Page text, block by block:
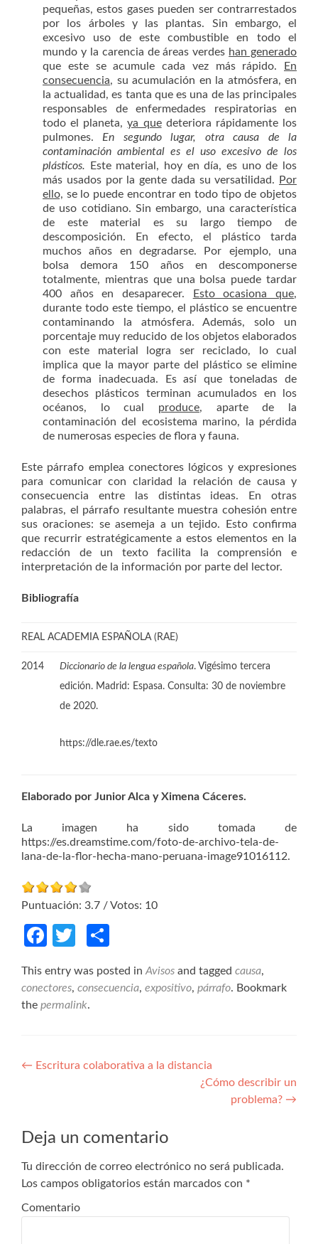
pequeñas, estos gases pueden ser contrarrestados
por los árboles y las plantas. Sin embargo, el
excesivo uso de este combustible en todo el
mundo y la carencia de áreas verdes han generado
que este se acumule cada vez más rápido.
En
consecuencia, su acumulación en la atmósfera, en
la actualidad, es tanta que es una de las principales
responsables de enfermedades respiratorias en
todo el planeta,ya quedeteriora rápidamente los
pulmones. En segundo lugar, otra causa de la
contaminación ambiental es el uso excesivo de los
plásticos. Este material, hoy en día, es uno de los
más usados por la gente dada su versatilidad.
Por
ello, se lo puede encontrar en todo tipo de objetos
de uso cotidiano. Sin embargo, una característica
de este material es su largo tiempo de
descomposición. En efecto, el plástico tarda
muchos años en degradarse. Por ejemplo, una
bolsa demora 150 años en descomponerse
totalmente, mientras que una bolsa puede tardar
400 años en desaparecer.
Esto ocasiona que,
durante todo este tiempo, el plástico se encuentre
contaminando la atmósfera. Además, solo un
porcentaje muy reducido de los objetos elaborados
con este material logra ser reciclado, lo cual
implica que la mayor parte del plástico se elimine
de forma inadecuada. Es así que toneladas de
desechos plásticos terminan acumulados en los
océanos, lo cual produce, aparte de la
contaminación del ecosistema marino, la pérdida
de numerosas especies de flora y fauna.
Este párrafo emplea conectores lógicos y expresiones
para comunicar con claridad la relación de causa y
consecuencia entre las distintas ideas. En otras
palabras, el párrafo resultante muestra cohesión entre
sus oraciones: se asemeja a un tejido. Esto confirma
que recurrir estratégicamente a estos elementos en la
redacción de un texto facilita la comprensión e
interpretación de la información por parte del lector.
Bibliografía
REAL ACADEMIA ESPAÑOLA (RAE)
2014 Diccionario de la lengua española. Vigésimo tercera
edición. Madrid: Espasa. Consulta: 30 de noviembre
de 2020.
https://dle.rae.es/texto
Elaborado por Junior Alca y Ximena Cáceres.
La imagen ha sido tomada de
https://es.dreamstime.com/foto-de-archivo-tela-de-
lana-de-la-flor-hecha-mano-peruana-image91016112.
Puntuación: 3.7 / Votos: 10
Facebook
Twitter
This entry was posted in Avisos and tagged causa,
conectores, consecuencia, expositivo, párrafo. Bookmark
the permalink.
Navegación de entradas
← Escritura colaborativa a la distancia
¿Cómo describir un
problema? →
Deja un comentario
Tu dirección de correo electrónico no será publicada.
Los campos obligatorios están marcados con *
Comentario